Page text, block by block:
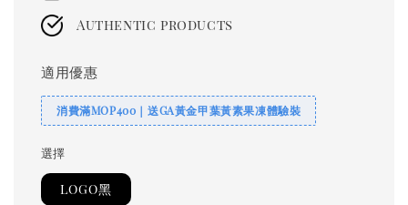
Authentic products
適用優惠
消費滿MOP400｜送GA黃金甲葉黃素果凍體驗裝
選擇
LOGO黑